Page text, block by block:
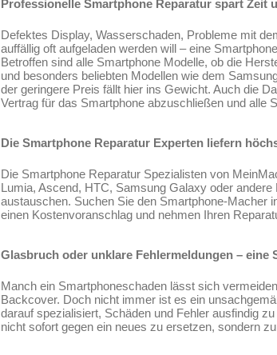
Professionelle Smartphone Reparatur spart Zeit
Defektes Display, Wasserschaden, Probleme mit
auffällig oft aufgeladen werden will – eine
Betroffen sind alle Smartphone Modelle, ob die
und besonders beliebten Modellen wie dem
der geringere Preis fällt hier ins Gewicht. Auch die
Vertrag für das Smartphone abzuschließen und alle
Die Smartphone Reparatur Experten liefern
Die Smartphone Reparatur Spezialisten von
Lumia, Ascend, HTC, Samsung Galaxy oder
austauschen. Suchen Sie den Smartphone-Macher
einen Kostenvoranschlag und nehmen Ihren
Glasbruch oder unklare Fehlermeldungen – eine
Manch ein Smartphoneschaden lässt sich
Backcover. Doch nicht immer ist es ein
darauf spezialisiert, Schäden und Fehler ausfindig
nicht sofort gegen ein neues zu ersetzen, sondern